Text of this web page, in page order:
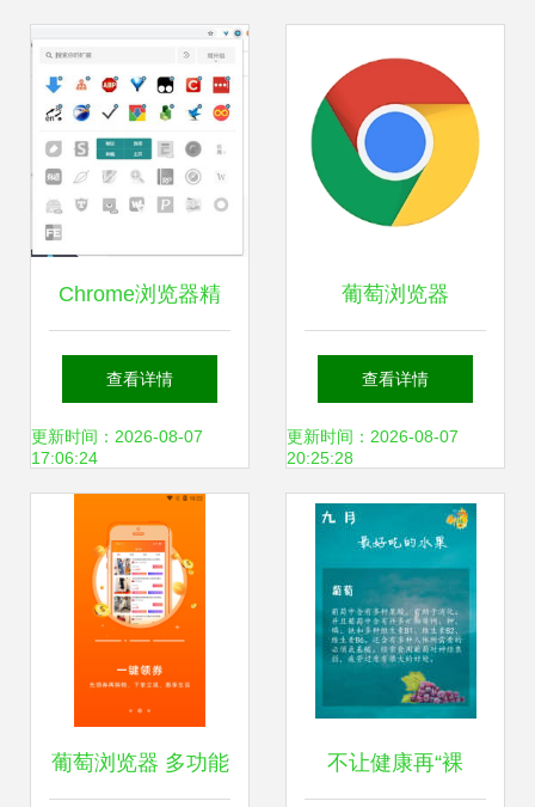
Chrome浏览器精
品插件 葡萄浏览器
的真实面目与使用
查看详情
更新时间：2026-08-07
17:06:24
葡萄浏览器
V14.18.1安卓版正
式上线，京华应用
库带你探索新功能
查看详情
更新时间：2026-08-07
20:25:28
葡萄浏览器 多功能 不让健康再“裸